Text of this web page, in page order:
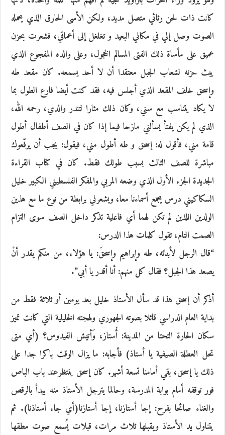
كانت ذات لحن رثائي متصل مديد، ولكن الأسى الحارق الذي يحمله
الصوت وصل إلي في مكاني البعيد و تغلغل إلى أعماقي، فشعرت بحزن
عميق على مأساة ذلك الفتى المسالم الخجول، وعلى والده المفجوع الذي
يبث حزنه لشعاب الجبل معتقدا أن لا أحد يسمعه. كان مقعد طه
وإسحق خلف المقعد الذي أجلس فيه، فقد كنت أيضا فارع الطول بما
لا يكاد يتناسب مع سني، وكان ذلك مثارا لتندر والدي، رحمه الله،
الذي لم يكن يفتأ يسألني مازحا فيما إذا كان في الصف أطفال أطول
قامة مني، فأقول له: إسحق و طه أطول مني، فيقول: يجب أن يرفّعوك
مباشرة للصف الثالث بسبب طولك فقط. كان في كتاب القراءة
الجديدة الجزء الأول الذي وضعه المربي والمفكر الفلسطيني الكبير خليل
السكاكيني درس يجمع أسماءنا معا، ويشعرني برابطة من نوع ما مع هذين
الولدين اللذين لم تكن لهما أي فاعلية تذكر داخل الصف سوى التزام
الصمت التام، تقول كلمات هذا الدرس:
“قال الرجل لأبنائه، طه وإبراهيم وإسحقَ: يا هؤلاء، من منكم يقدر أنْ
يصعد هذا الجبل؟ فقال كل منهم: أنا أقدر يا أبي”.
أذكر أن إسحق هذا قد سأل الأستاذ خليل بعد يومين أو ثلاثة فقط من
بداية العام الدراسي قائلا بصوته الجهوري ولهجته الخليلية التي كانت تميز
سكان الحارة التحتا من المدينة: أُستاز، وَأتيش الفيدوس؟ (أي متى
تحل العطلة الصيفية يا أستاذ) فأجابه: ما يزال الوقت باكرا جدا على
ذلك يا إسحق، بقي أمامنا تسعة أشهر. كان إسحق ينتظرعند باب الباص
فور توقفه أمام بوابة المدرسة، وحالما يترجل الأستاذ منه يبدأ بالرقص
والغناء صائحا بفرح: إجا أستازنا، إجا أستازنا(أي جاء أستاذنا). ثم
يتناول يد الأستاذ ويقبلها ثلاث مرات، قبلات يُسمع صوت مطقها